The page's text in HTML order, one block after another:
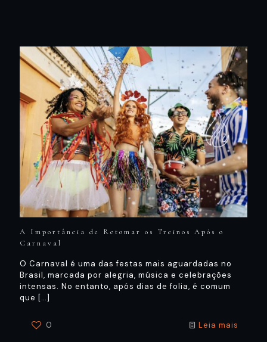
A Importância de Retomar os Treinos Após o
Carnaval
O Carnaval é uma das festas mais aguardadas no
Brasil, marcada por alegria, música e celebrações
intensas. No entanto, após dias de folia, é comum
que […]
0 Leia mais